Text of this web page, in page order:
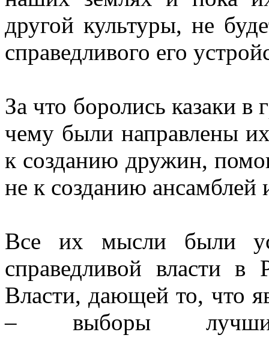
другой культуры, не
справедливого его
За что боролись казаки
чему были направлены
к созданию дружин,
не к созданию ансамблей
Все их мысли были
справедливой власти в
Власти, дающей то, что
– выборы лучших,